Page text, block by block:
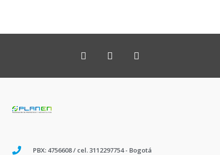
PBX: 4756608 / cel. 3112297754 - Bogotá